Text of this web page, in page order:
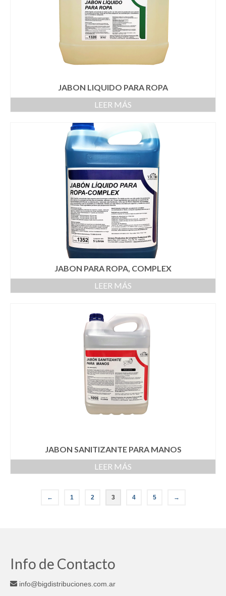
JABON LIQUIDO PARA ROPA
LEER MÁS
JABON PARA ROPA, COMPLEX
LEER MÁS
JABON SANITIZANTE PARA MANOS
LEER MÁS
← 1 2 3 4 5 →
Info de Contacto
info@bigdistribuciones.com.ar